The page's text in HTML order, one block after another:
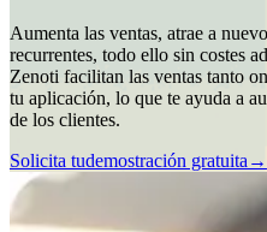
Aumenta las ventas, atrae a
recurrentes, todo ello sin costes
Zenoti facilitan las ventas tanto
tu aplicación, lo que te ayuda a
de los clientes.
Solicita tudemostración gratuita→